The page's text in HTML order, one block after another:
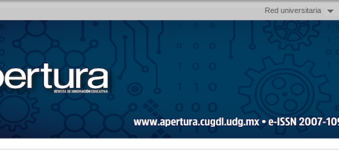
Red universitaria